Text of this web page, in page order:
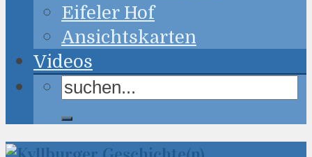
Eifeler Hof
Ansichtskarten
Videos